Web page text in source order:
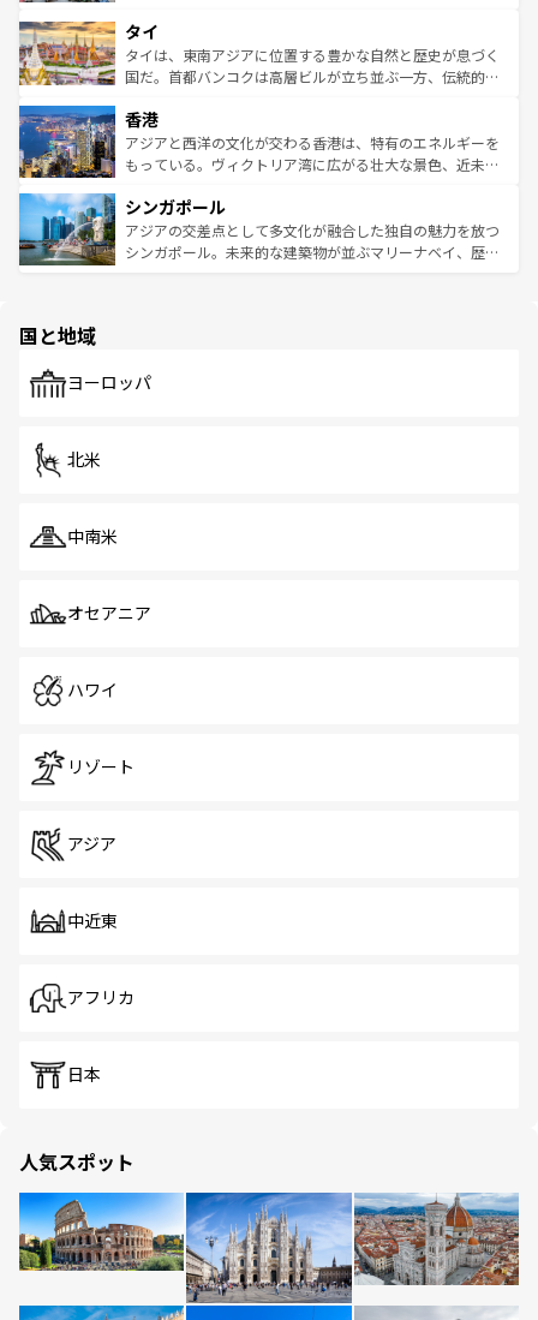
リティに包まれながら、韓国の多彩な魅力を心ゆくまで味
わってみてほしい。 なお、新着の韓国情報はコンテンツ一
覧を参照してほしい。
急速な発展と共に伝統が息づく。ハノイの古い町並みやホ
ーチミン市のフランス統治時代の建物も、独特の雰囲気を
醸し出している。また、バラエティの豊かさとおいしさで
とつ。フォーやバインミー、ベトナムコーヒーなどは、ぜ
ひ現地で味わいたい。どの地域を訪れてもあたたかい人々
が旅行者を迎えてくれるので、きっと忘れられない旅にな
参照してほしい。
タイ
タイは、東南アジアに位置する豊かな自然と歴史が息づく
国だ。首都バンコクは高層ビルが立ち並ぶ一方、伝統的な
の活気が交差している。北部ではチェンマイなどの山岳地
帯で自然と触れ合い、南部ではプーケットやクラビの美し
いビーチでリゾート気分を楽しむことができる。タイ料理
激する。気候は一年中温暖で、どの季節にも異なる楽しみ
が待っている。親しみやすいタイの人々、仏教を中心とし
た文化、そして多様な観光資源が、訪れる旅人を魅了し続
香港
アジアと西洋の文化が交わる香港は、特有のエネルギーを
もっている。ヴィクトリア湾に広がる壮大な景色、近未来
み、どこを訪れても感動するはず。観光スポットが密集し
ており、効率よく見どころを回れるのも魅力。息をのむよ
うな絶景から文化的な体験まで、香港を存分に楽しみ尽く
シンガポール
アジアの交差点として多文化が融合した独自の魅力を放つ
シンガポール。未来的な建築物が並ぶマリーナベイ、歴史
で、ホーカーズは地元の風情を楽しめる外せないスポット
国と地域
ヨーロッパ
北米
中南米
オセアニア
ハワイ
リゾート
アジア
中近東
アフリカ
日本
人気スポット